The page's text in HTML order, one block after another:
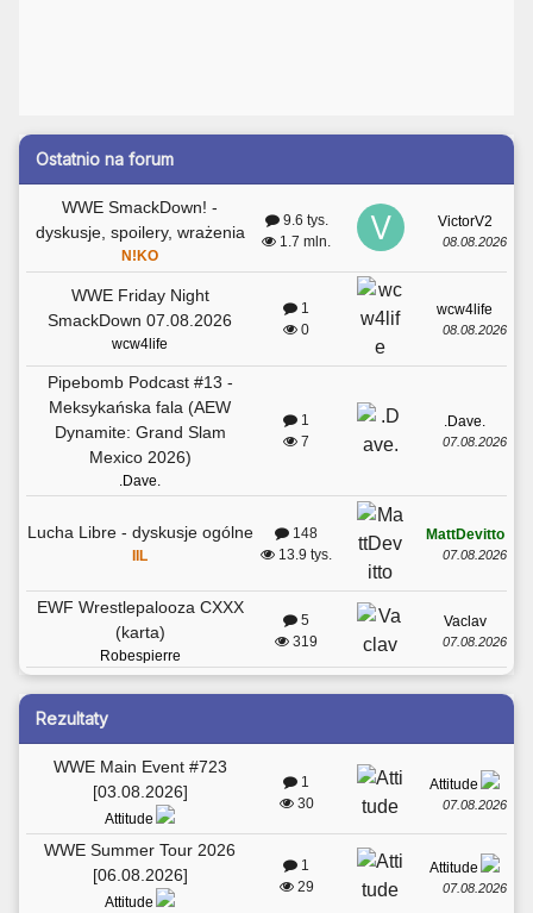
Ostatnio na forum
WWE SmackDown! -
dyskusje, spoilery, wrażenia
N!KO
9.6 tys.
1.7 mln.
VictorV2
08.08.2026
WWE Friday Night
SmackDown 07.08.2026
wcw4life
1
0
wcw4life
08.08.2026
Pipebomb Podcast #13 -
Meksykańska fala (AEW
Dynamite: Grand Slam
Mexico 2026)
.Dave.
1
7
.Dave.
07.08.2026
Lucha Libre - dyskusje ogólne
IIL
148
13.9 tys.
MattDevitto
07.08.2026
EWF Wrestlepalooza CXXX
(karta)
Robespierre
5
319
Vaclav
07.08.2026
Rezultaty
WWE Main Event #723
[03.08.2026]
Attitude
1
30
Attitude
07.08.2026
WWE Summer Tour 2026
[06.08.2026]
Attitude
1
29
Attitude
07.08.2026